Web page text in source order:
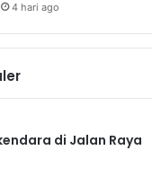
4 hari ago
di Jalan Raya